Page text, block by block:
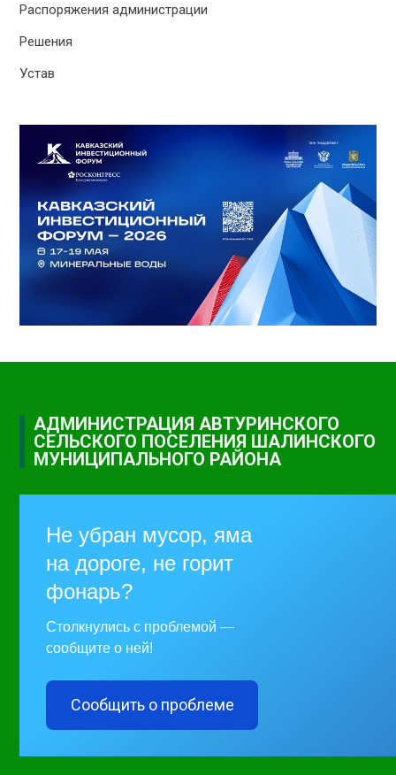
Распоряжения администрации
Решения
Устав
АДМИНИСТРАЦИЯ АВТУРИНСКОГО
СЕЛЬСКОГО ПОСЕЛЕНИЯ ШАЛИНСКОГО
МУНИЦИПАЛЬНОГО РАЙОНА
Не убран мусор, яма
на дороге, не горит
фонарь?
Столкнулись с проблемой —
сообщите о ней!
Сообщить о проблеме